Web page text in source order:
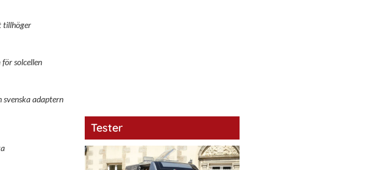
tillhöger
solcellen
svenska adaptern
Tester